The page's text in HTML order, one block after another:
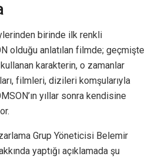
birinde ilk renkli
olduğu anlatılan filmde; geçmişte
karakterin, o zamanlar
filmleri, dizileri komşularıyla
yıllar sonra kendisine
Grup Yöneticisi Belemir
yaptığı açıklamada şu